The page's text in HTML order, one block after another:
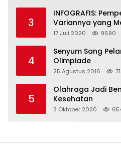
3
INFOGRAFIS:
Variannya yang
17 Juli 2020 9690
4
Senyum Sang
Olimpiade
25 Agustus 2016
5
Olahraga Jadi
Kesehatan
3 Oktober 2020